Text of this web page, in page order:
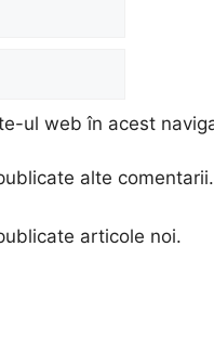
ul web în acest
alte comentarii.
articole noi.